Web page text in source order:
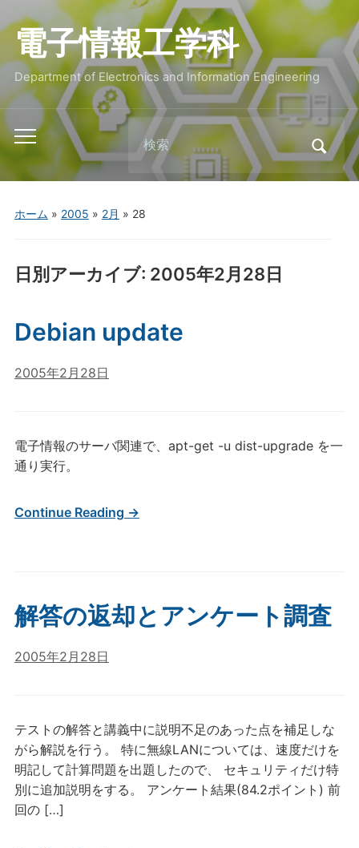
電子情報工学科
Department of Electronics and Information Engineering
Toggle
mobile
menu
Search
for:
ホーム » 2005 » 2月 » 28
日別アーカイブ: 2005年2月28日
Debian update
2005年2月28日
電子情報のサーバ関連で、apt-get -u dist-upgrade を一
通り実行。
Continue Reading →
解答の返却とアンケート調査
2005年2月28日
テストの解答と講義中に説明不足のあった点を補足しな
がら解説を行う。 特に無線LANについては、速度だけを
明記して計算問題を出題したので、 セキュリティだけ特
別に追加説明をする。 アンケート結果(84.2ポイント) 前
回の […]